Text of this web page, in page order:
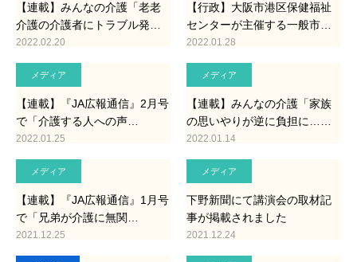
【連載】みんなの介護「老老
介護の介護者にトラブル発…
2022.02.20
【行政】大阪市港区保健福祉
センターが主催する一般市…
2022.01.28
メディア
【連載】『JA広報通信』2月号
で「介護する人への声…
2022.01.25
メディア
【連載】みんなの介護「家族
の思いやりが逆に負担に……
2022.01.14
メディア
【連載】『JA広報通信』1月号
で「兄弟が介護に無関…
2021.12.25
メディア
下野新聞にて講演会の取材記
事が掲載されました
2021.12.24